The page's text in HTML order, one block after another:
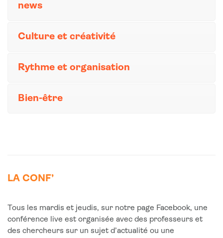
news
Culture et créativité
Rythme et organisation
Bien-être
LA CONF’
Tous les mardis et jeudis, sur notre page Facebook, une
conférence live est organisée avec des professeurs et
des chercheurs sur un sujet d’actualité ou une